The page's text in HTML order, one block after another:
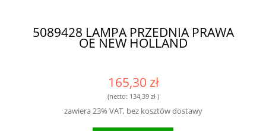
5089428 LAMPA PRZEDNIA PRAWA
OE NEW HOLLAND
165,30 zł
(netto: 134,39 zł)
zawiera 23% VAT, bez kosztów dostawy